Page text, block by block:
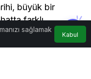
büyük bir
farklı
sağlamak
Kabul